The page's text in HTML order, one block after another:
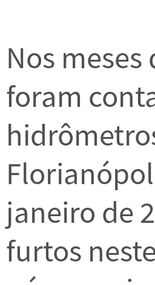
Nos
foram
janeiro de
furtos